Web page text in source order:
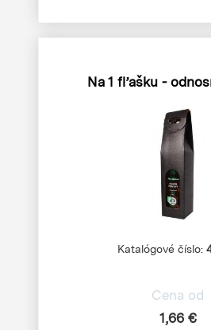
Na 1 fľašku -
Katalógové číslo:
Cena od
1,66 €